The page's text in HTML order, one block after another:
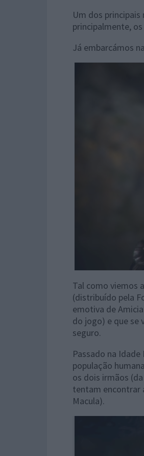
Um dos
principalmente,
Já embarcámos
Tal como viemos
(distribuído pela
emotiva de
do jogo) e que se
seguro.
Passado na
população
os dois irmãos
tentam encontrar
Macula).